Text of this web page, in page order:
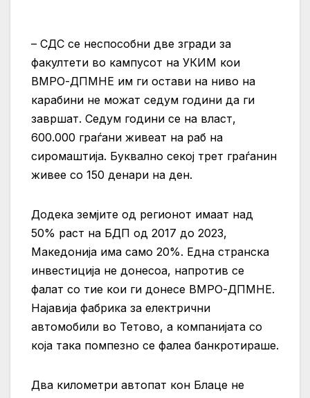
– СДС се неспособни две згради за
факултети во кампусот на УКИМ кои
ВМРО-ДПМНЕ им ги остави на ниво на
карабини не можат седум години да ги
завршат. Седум години се на власт,
600.000 граѓани живеат на раб на
сиромаштија. Буквално секој трет граѓанин
живее со 150 денари на ден.
Додека земјите од регионот имаат над
50% раст на БДП од 2017 до 2023,
Македонија има само 20%. Една странска
инвестиција не донесоа, напротив се
фалат со тие кои ги донесе ВМРО-ДПМНЕ.
Најавија фабрика за електрични
автомобили во Тетово, а компанијата со
која така помпезно се фалеа банкротираше.
Два километри автопат кон Блаце не